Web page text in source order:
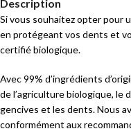
Description
Si vous souhaitez opter pour
en protégeant vos dents et
certifié biologique.
Avec 99% d’ingrédients
de l’agriculture biologique, le
gencives et les dents. Nous
conformément aux